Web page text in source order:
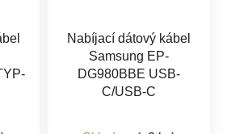
Nabíjací dátový kábel
Samsung EP-
DG980BBE USB-
C/USB-C